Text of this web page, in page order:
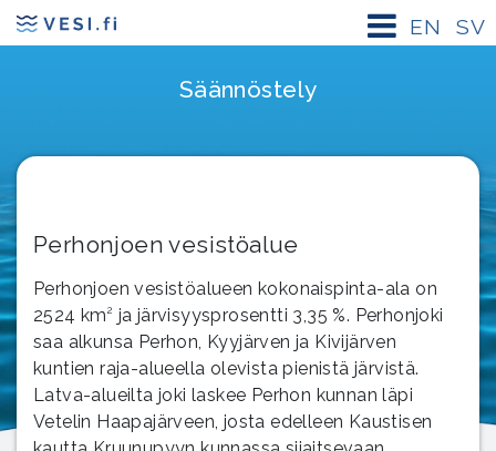
SV
EN
Säännöstely
Perhonjoen vesistöalue
Perhonjoen vesistöalueen kokonaispinta-ala on
2524 km2 ja järvisyysprosentti 3,35 %. Perhonjoki
saa alkunsa Perhon, Kyyjärven ja Kivijärven
kuntien raja-alueella olevista pienistä järvistä.
Latva-alueilta joki laskee Perhon kunnan läpi
Vetelin Haapajärveen, josta edelleen Kaustisen